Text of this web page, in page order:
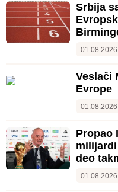
Srbija
01.08.2026.
Veslači
Evrope
01.08.2026.
Propao
deo
01.08.2026.